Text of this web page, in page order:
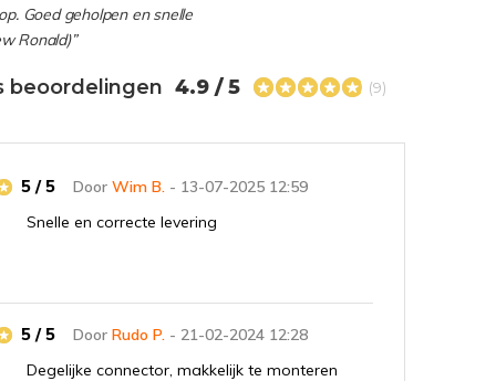
Goed geholpen en snelle
Ronald)”
beoordelingen 4.9 / 5 (9)
DoorWim B. - 13-07-2025 12:59
5 / 5
Snelle en correcte levering
DoorRudo P. - 21-02-2024 12:28
5 / 5
Degelijke connector, makkelijk te monteren